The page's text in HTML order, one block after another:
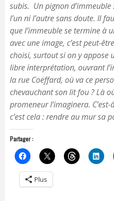
subis. Un pignon
l’un ni l’autre sans doute. Il
que l’immeuble se termine à
avec une image, c’est peut-
choisi, surtout si on y appose
libre interprétation, ouvrant
la rue Coëffard, où va ce
chevauchant son lit fou ? Là
promeneur l’imaginera.
c’est cela : rendre au mur sa
Partager :
Plus